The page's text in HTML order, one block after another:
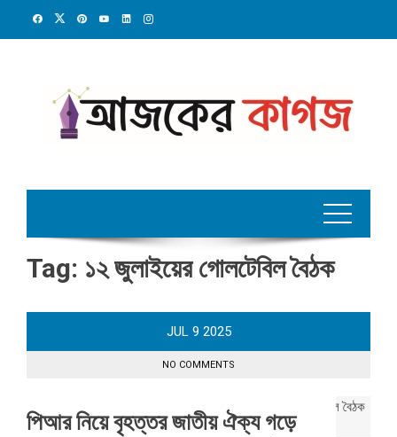
Tag: ১২ জুলাইয়ের গোলটেবিল বৈঠক
JUL 9 2025
NO COMMENTS
পিআর নিয়ে বৃহত্তর জাতীয় ঐক্য গড়ে